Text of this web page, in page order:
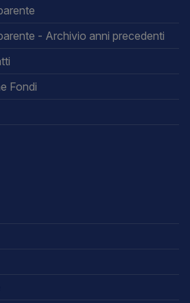
- Archivio anni precedenti
Fondi